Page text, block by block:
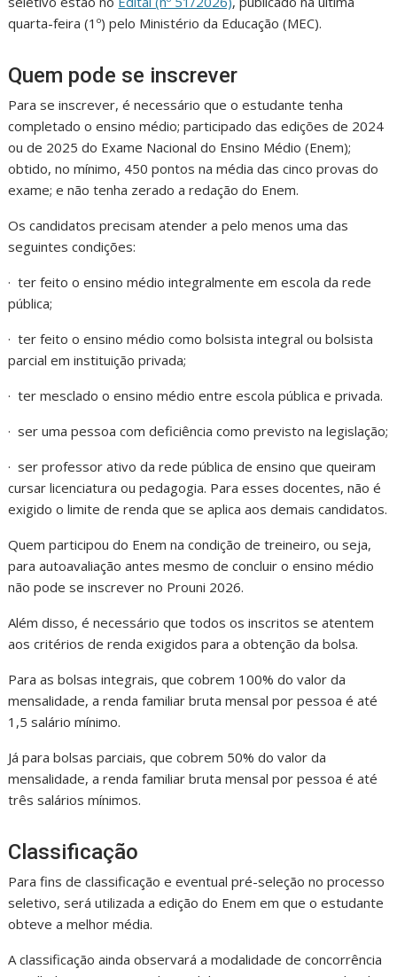
quarta-feira (1º) pelo Ministério da Educação (MEC).
Quem pode se inscrever
Para se inscrever, é necessário que o estudante tenha
completado o ensino médio; participado das edições de 2024
ou de 2025 do Exame Nacional do Ensino Médio (Enem);
obtido, no mínimo, 450 pontos na média das cinco provas do
exame; e não tenha zerado a redação do Enem.
Os candidatos precisam atender a pelo menos uma das
seguintes condições:
· ter feito o ensino médio integralmente em escola da rede
pública;
· ter feito o ensino médio como bolsista integral ou bolsista
parcial em instituição privada;
· ter mesclado o ensino médio entre escola pública e privada.
· ser uma pessoa com deficiência como previsto na legislação;
· ser professor ativo da rede pública de ensino que queiram
cursar licenciatura ou pedagogia. Para esses docentes, não é
exigido o limite de renda que se aplica aos demais candidatos.
Quem participou do Enem na condição de treineiro, ou seja,
para autoavaliação antes mesmo de concluir o ensino médio
não pode se inscrever no Prouni 2026.
Além disso, é necessário que todos os inscritos se atentem
aos critérios de renda exigidos para a obtenção da bolsa.
Para as bolsas integrais, que cobrem 100% do valor da
mensalidade, a renda familiar bruta mensal por pessoa é até
1,5 salário mínimo.
Já para bolsas parciais, que cobrem 50% do valor da
mensalidade, a renda familiar bruta mensal por pessoa é até
três salários mínimos.
Classificação
Para fins de classificação e eventual pré-seleção no processo
seletivo, será utilizada a edição do Enem em que o estudante
obteve a melhor média.
A classificação ainda observará a modalidade de concorrência